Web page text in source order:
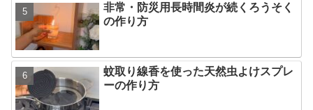
非常・防災用長時間炎が続くろうそく
の作り方
蚊取り線香を使った天然虫よけスプレ
ーの作り方